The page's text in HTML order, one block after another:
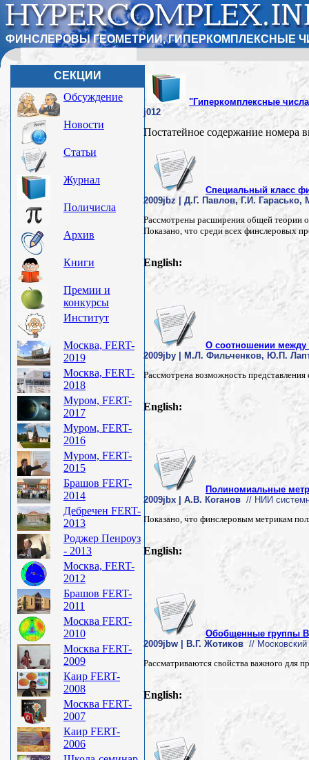
ФИНСЛЕРОВЫ ГЕОМЕТРИИ, ГИПЕРКОМПЛЕКСНЫЕ
СЕКЦИИ
Обсуждение
Новости
Статьи
Журнал
Поличисла
Архив
Книги
Премии и
конкурсы
Институт
Москва, FERT-
2019
Москва, FERT-
2018
Муром, FERT-
2017
Муром, FERT-
2016
Муром, FERT-
2015
Брашов FERT-
2014
Дебречен FERT-
2013
Роджер Пенроуз
- 2013
Москва, FERT-
2012
Брашов FERT-
2011
Москва FERT-
2010
Москва FERT-
2009
Каир FERT-
2008
Москва FERT-
2007
Каир FERT-
2006
"Гиперкомплексные
j012
Постатейное содержание
Специальный класс
2009jbz | Д.Г. Павлов, Г.И.
Рассмотрены расширения общей теории
Показано, что среди всех финслеровых
English:
О соотношении
2009jby | М.Л. Фильченков, Ю.П.
Рассмотрена возможность
English:
Полиномиальные
2009jbx | А.В. Коганов // НИИ
Показано, что финслеровым метрикам
English:
Обобщенные группы
2009jbw | В.Г. Жотиков // Московский
Рассматриваются свойства важного для
English: